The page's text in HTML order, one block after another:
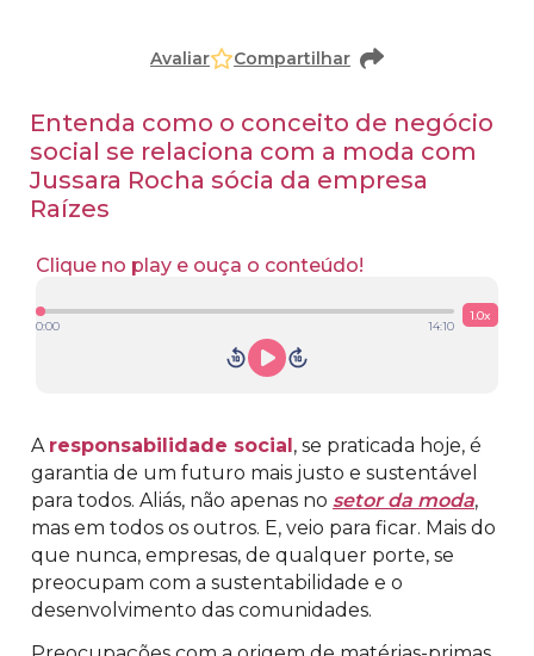
Avaliar Compartilhar
Entenda como o conceito de negócio
social se relaciona com a moda com
Jussara Rocha sócia da empresa
Raízes
Clique no play e ouça o conteúdo!
0:00 14:10
1.0x
A responsabilidade social, se praticada hoje, é
garantia de um futuro mais justo e sustentável
para todos. Aliás, não apenas no setor da moda,
mas em todos os outros. E, veio para ficar. Mais do
que nunca, empresas, de qualquer porte, se
preocupam com a sustentabilidade e o
desenvolvimento das comunidades.